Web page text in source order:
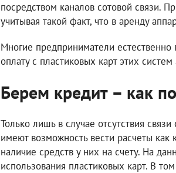
посредством каналов сотовой связи.
учитывая такой факт, что в аренду
Многие предприниматели
оплату с пластиковых карт этих
Берем кредит – как
Только лишь в случае отсутствия
имеют возможность вести расчеты
наличие средств у них на счету. На
использования пластиковых карт. В